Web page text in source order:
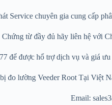
Service chuyên gia cung cấp
từ đầy đủ hãy liên hệ với
để được hổ trợ dịch vụ và giá ưu
đo lường Veeder Root Tại Việt
Email: